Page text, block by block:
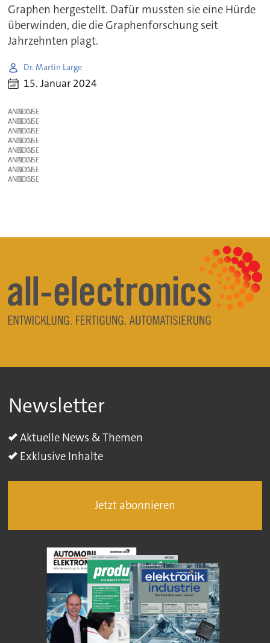
Graphen hergestellt. Dafür mussten sie eine Hürde
überwinden, die die Graphenforschung seit
Jahrzehnten plagt.
Dr. Martin Large
15. Januar 2024
ANZEIGE
ANZEIGE
ANZEIGE
ANZEIGE
ANZEIGE
ANZEIGE
ANZEIGE
ANZEIGE
Newsletter
Aktuelle News & Themen
Exklusive Inhalte
Jetzt abonnieren